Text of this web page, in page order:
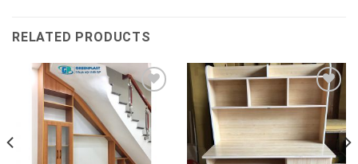
RELATED PRODUCTS
Lưu
vào
danh
sách
Lưu
vào
danh
sách